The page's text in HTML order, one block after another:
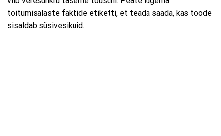
toitumisalaste faktide etiketti, et teada saada, kas toode
sisaldab süsivesikuid.